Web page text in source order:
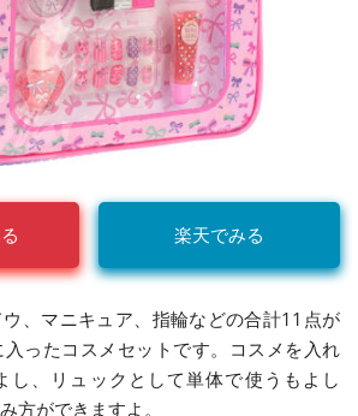
楽天でみる
、マニキュア、指輪などの合計11点が
ったコスメセットです。コスメを入れ
し、リュックとして単体で使うもよし
方ができますよ。